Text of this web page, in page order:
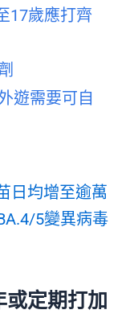
17歲應打齊
遊需要可自
日均增至逾萬
5變異病毒
定期打加